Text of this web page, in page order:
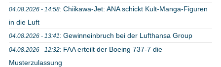
04.08.2026 - 14:58: Chiikawa-Jet: ANA schickt Kult-Manga-Figuren
in die Luft
04.08.2026 - 13:41: Gewinneinbruch bei der Lufthansa Group
04.08.2026 - 12:32: FAA erteilt der Boeing 737-7 die
Musterzulassung